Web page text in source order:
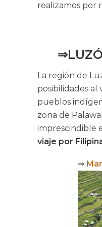
realizamos por
La región de
posibilidades al
pueblos
zona de
imprescindible
viaje por
⇒